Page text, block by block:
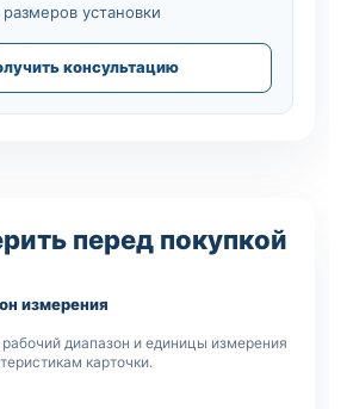
установки
консультацию
перед покупкой
измерения
диапазон и единицы измерения
карточки.